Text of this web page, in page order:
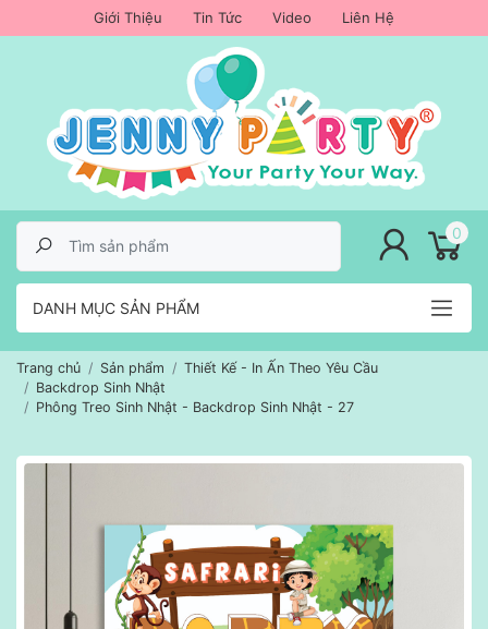
Giới Thiệu Tin Tức Video Liên Hệ
DANH MỤC SẢN PHẨM
0
Trang chủ Sản phẩm
Thiết Kế - In Ấn Theo Yêu Cầu
Backdrop Sinh Nhật
Phông Treo Sinh Nhật - Backdrop Sinh Nhật - 27